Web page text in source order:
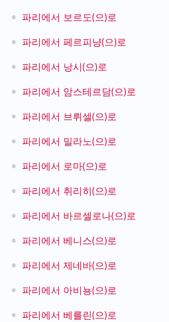
• 파리에서 보르도(으)로
• 파리에서 페르피냥(으)로
• 파리에서 낭시(으)로
• 파리에서 암스테르담(으)로
• 파리에서 브뤼셀(으)로
• 파리에서 밀라노(으)로
• 파리에서 로마(으)로
• 파리에서 취리히(으)로
• 파리에서 바르셀로나(으)로
• 파리에서 베니스(으)로
• 파리에서 제네바(으)로
• 파리에서 아비뇽(으)로
• 파리에서 베를린(으)로